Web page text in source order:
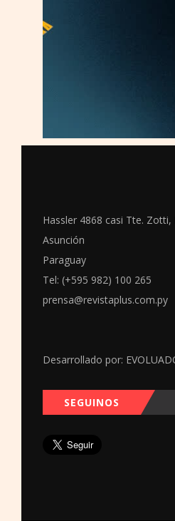
Hassler 4868 casi Tte.
Asunción
Paraguay
Tel: (+595 982) 100 265
prensa@revistaplus.com.py
Desarrollado por:
SEGUINOS